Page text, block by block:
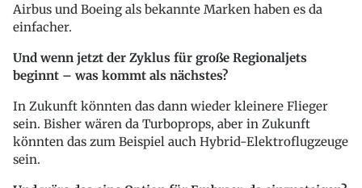
Airbus und Boeing als bekannte Marken haben es da
einfacher.
Und wenn jetzt der Zyklus für große Regionaljets
beginnt – was kommt als nächstes?
In Zukunft könnten das dann wieder kleinere Flieger
sein. Bisher wären da Turboprops, aber in Zukunft
könnten das zum Beispiel auch Hybrid-Elektroflugzeuge
sein.